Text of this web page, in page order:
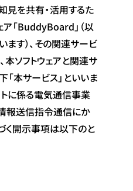
見を共有・活用するた
ア「BuddyBoard」（以
ます）、その関連サービ
本ソフトウェアと関連サ
「本サービス」といいま
に係る電気通信事業
報送信指令通信にか
く開示事項は以下のと